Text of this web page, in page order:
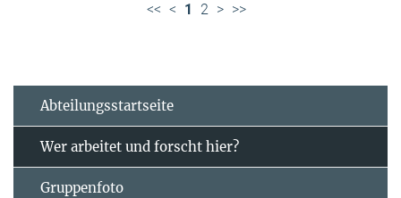
<< < 1 2 > >>
Abteilungsstartseite
Wer arbeitet und forscht hier?
Gruppenfoto